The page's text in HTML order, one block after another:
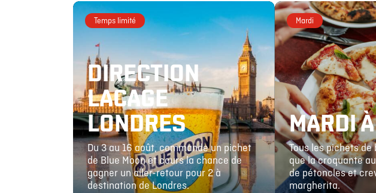
Temps limité
DIRECTION
LACAGE
LONDRES
Du 3 au 16 août, commande un pichet
de Blue Moon et cours la chance de
gagner un aller-retour pour 2 à
destination de Londres.
Mardi
MARDI
Tous les pichets de
que la croquante
de pétoncles et
margherita.